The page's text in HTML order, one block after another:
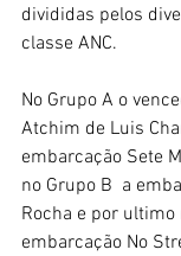
divididas pelos
classe ANC.
No Grupo A o
Atchim de Luis
embarcação Sete
no Grupo B  a
Rocha e por ultimo
embarcação No